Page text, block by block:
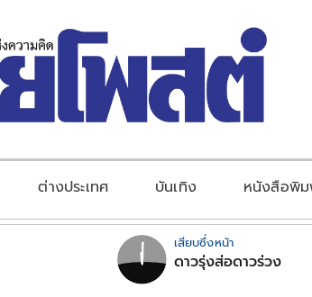
ต่างประเทศ บันเทิง หนังสือพิ
เสียบซึ่งหน้า
ดาวรุ่งส่อดาวร่วง